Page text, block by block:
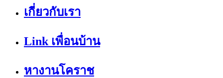
เกี่ยวกับเรา
Link เพื่อนบ้าน
หางานโคราช